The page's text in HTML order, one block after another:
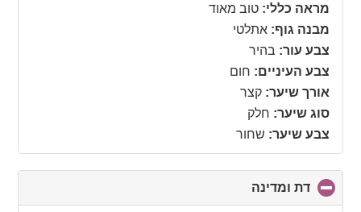
מראה כללי: טוב מאוד
מבנה גוף: אתלטי
צבע עור: בהיר
צבע העיניים: חום
אורך שיער: קצר
סוג שיער: חלק
צבע שיער: שחור
דת ומדינה
to